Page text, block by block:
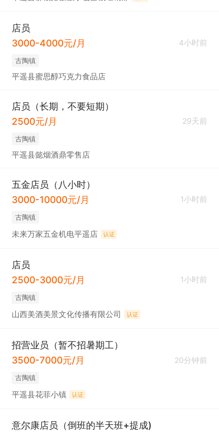
店员
3000-4000元/月
4小时前
古陶镇
平遥县蜜思醇巧克力食品店
店员（长期，不要短期）
2500元/月
29天前
古陶镇
平遥县懿烟酒鼎零售店
五金店员（八小时）
3000-10000元/月
1小时前
古陶镇
未来万家五金机电平遥店 认证
店员
2500-3000元/月
1小时前
古陶镇
山西美酒美景文化传播有限公司 认证
招营业员（暂不招暑期工）
3500-7000元/月
20分钟前
古陶镇
平遥县花菲小镇 认证
意尔康店员（倒班的半天班+提成)